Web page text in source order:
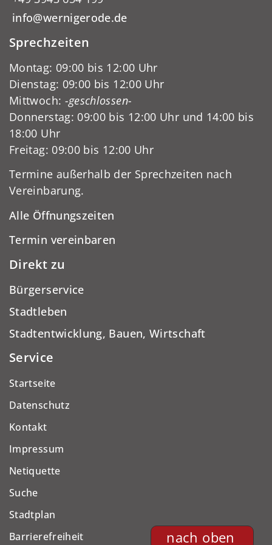
nach oben
info@wernigerode.de
Sprechzeiten
Montag: 09:00 bis 12:00 Uhr
Dienstag: 09:00 bis 12:00 Uhr
Mittwoch: -geschlossen-
Donnerstag: 09:00 bis 12:00 Uhr und 14:00 bis
18:00 Uhr
Freitag: 09:00 bis 12:00 Uhr
Termine außerhalb der Sprechzeiten nach
Vereinbarung.
Alle Öffnungszeiten
Termin vereinbaren
Direkt zu
Bürgerservice
Stadtleben
Stadtentwicklung, Bauen, Wirtschaft
Service
Startseite
Datenschutz
Kontakt
Impressum
Netiquette
Suche
Stadtplan
Barrierefreiheit